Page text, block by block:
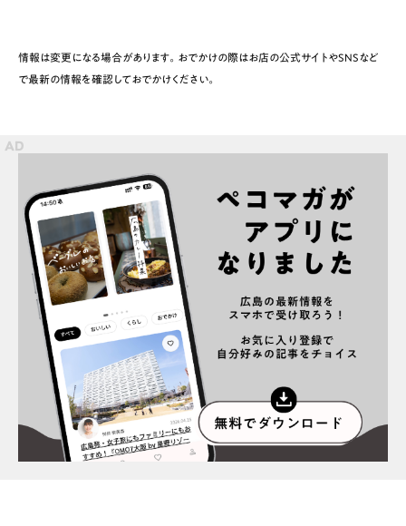
Gourmet News
Outing
ペコマガとは 運営会社
スポット情報 広告掲載について
プライバシーポリシー
お問合せ 利用規約
情報は変更になる場合があります。おでかけの際はお店の公式サイトやSNSなど
で最新の情報を確認しておでかけください。